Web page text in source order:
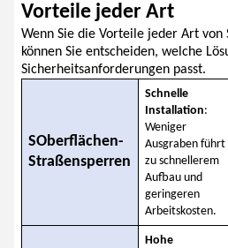
Vorteile jeder Art
Wenn Sie die Vorteile jeder Art von
können Sie entscheiden, welche
Sicherheitsanforderungen passt.
SOberflächen-
Straßensperren
Schnelle
Installation:
Weniger
Ausgraben führt
zu schnellerem
Aufbau und
geringeren
Arbeitskosten.
Hohe